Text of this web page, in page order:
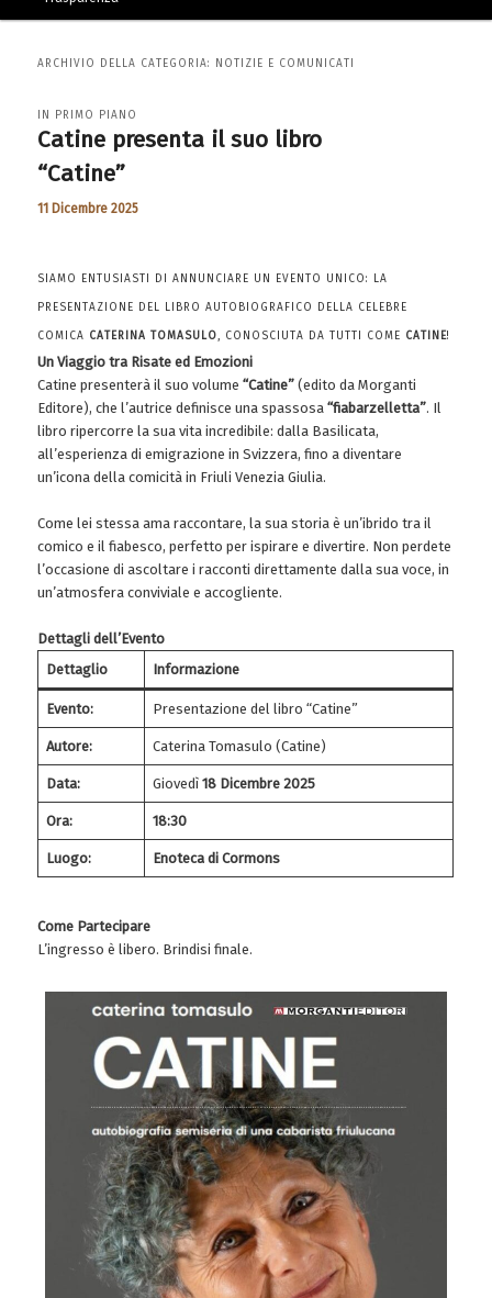
ARCHIVIO DELLA CATEGORIA: NOTIZIE E COMUNICATI
Catine presenta il suo libro
“Catine”
IN PRIMO PIANO
11 Dicembre 2025
SIAMO ENTUSIASTI DI ANNUNCIARE UN EVENTO UNICO: LA
PRESENTAZIONE DEL LIBRO AUTOBIOGRAFICO DELLA CELEBRE
COMICA CATERINA TOMASULO, CONOSCIUTA DA TUTTI COME CATINE!
Un Viaggio tra Risate ed Emozioni
Catine presenterà il suo volume“Catine” (edito da Morganti
Editore), che l’autrice definisce una spassosa“fiabarzelletta”. Il
libro ripercorre la sua vita incredibile: dalla Basilicata,
all’esperienza di emigrazione in Svizzera, fino a diventare
un’icona della comicità in Friuli Venezia Giulia.
Come lei stessa ama raccontare, la sua storia è un’ibrido tra il
comico e il fiabesco, perfetto per ispirare e divertire. Non perdete
l’occasione di ascoltare i racconti direttamente dalla sua voce, in
un’atmosfera conviviale e accogliente.
Dettagli dell’Evento
Dettaglio
Informazione
Evento: Presentazione del libro “Catine”
Autore: Caterina Tomasulo (Catine)
Data: Giovedì18 Dicembre 2025
Ora: 18:30
Luogo: Enoteca di Cormons
Come Partecipare
L’ingresso è libero. Brindisi finale.